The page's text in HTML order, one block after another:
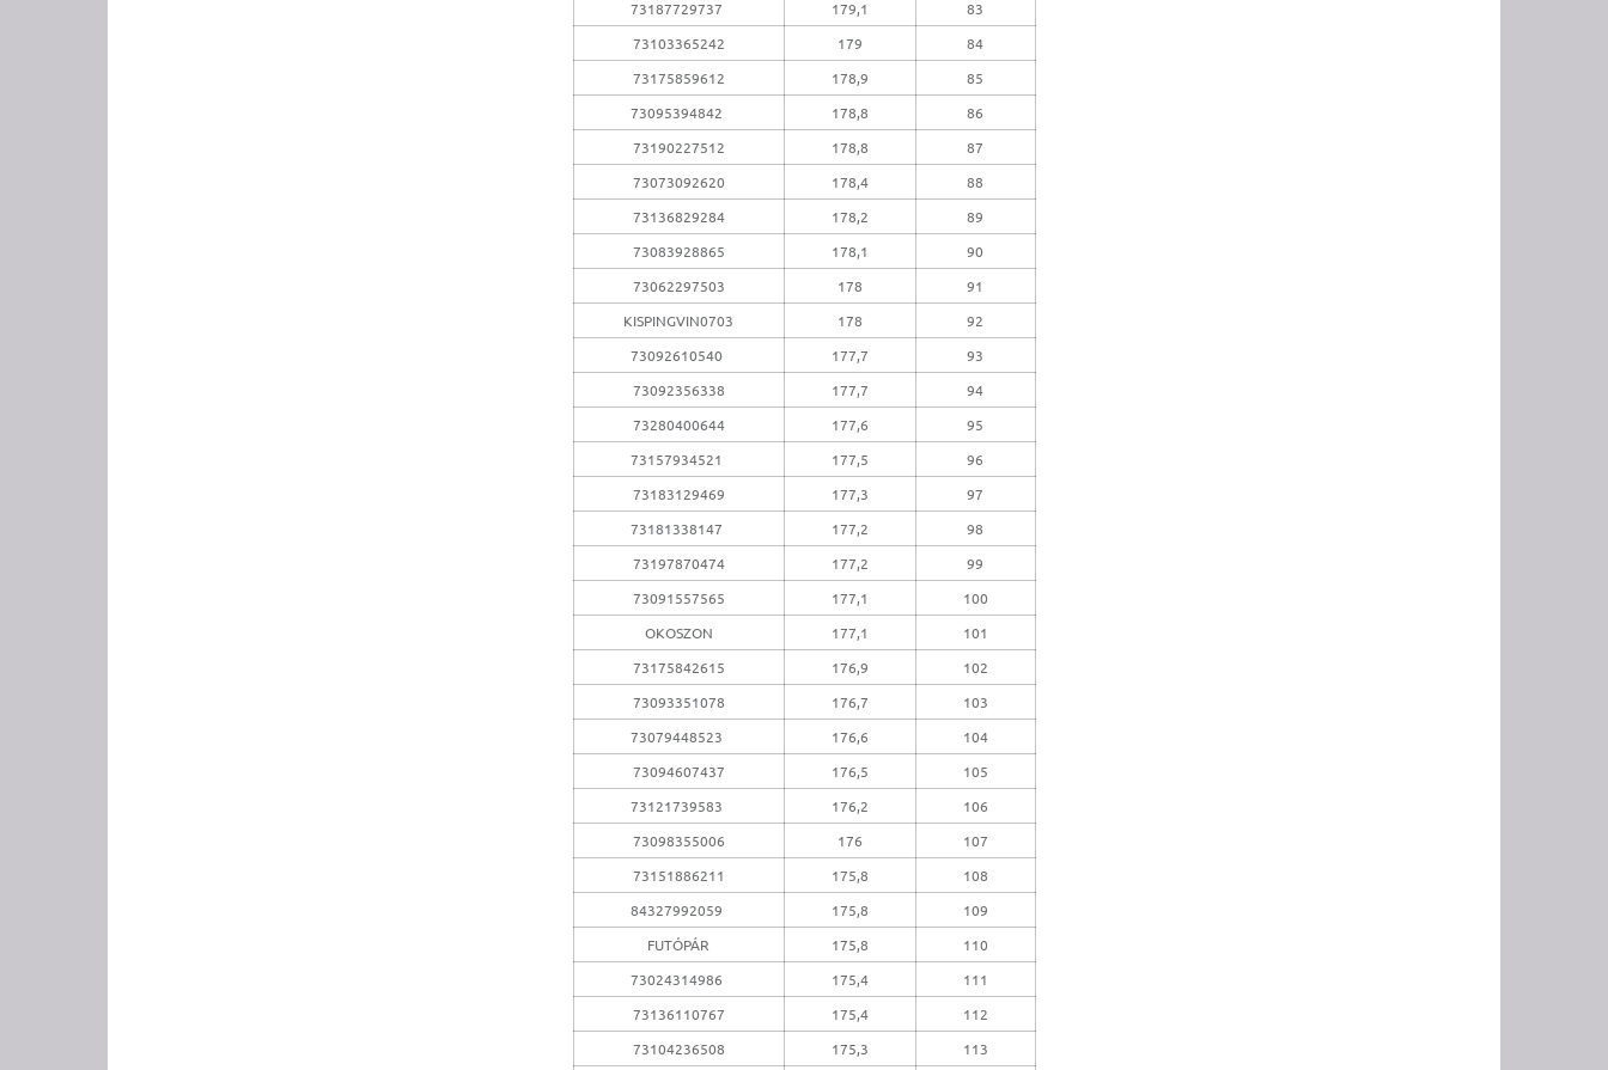
73187729737
179,1
83
73103365242
179
84
73175859612
178,9
85
73095394842
178,8
86
73190227512
178,8
87
73073092620
178,4
88
73136829284
178,2
89
73083928865
178,1
90
73062297503
178
91
KISPINGVIN0703
178
92
73092610540
177,7
93
73092356338
177,7
94
73280400644
177,6
95
73157934521
177,5
96
73183129469
177,3
97
73181338147
177,2
98
73197870474
177,2
99
73091557565
177,1
100
OKOSZON
177,1
101
73175842615
176,9
102
73093351078
176,7
103
73079448523
176,6
104
73094607437
176,5
105
73121739583
176,2
106
73098355006
176
107
73151886211
175,8
108
84327992059
175,8
109
FUTÓPÁR
175,8
110
73024314986
175,4
111
73136110767
175,4
112
73104236508
175,3 113